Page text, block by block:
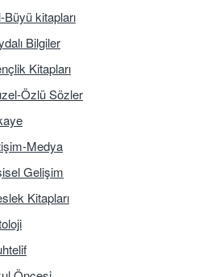
Büyü kitapları
Bilgiler
Kitapları
Özlü Sözler
Medya
Gelişim
Kitapları